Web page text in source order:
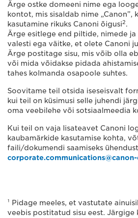
Ärge ostke domeeni nime ega
kontot, mis sisaldab nime „Canon”,
kasutamine rikuks Canoni õigusi2.
Ärge esitlege end piltide, nimede ja
valesti ega väitke, et olete Canoni
Ärge postitage sisu, mis võib olla
või mida võidakse pidada
tahes kolmanda osapoole suhtes.
Soovitame teil otsida iseseisvalt
kui teil on küsimusi selle juhendi
oma veebilehe või sotsiaalmeedia
Kui teil on vaja lisateavet Canoni
kaubamärkide kasutamise kohta,
faili/dokumendi saamiseks ühendust
¹ Pidage meeles, et vastutate
veebis postitatud sisu eest. Järgige